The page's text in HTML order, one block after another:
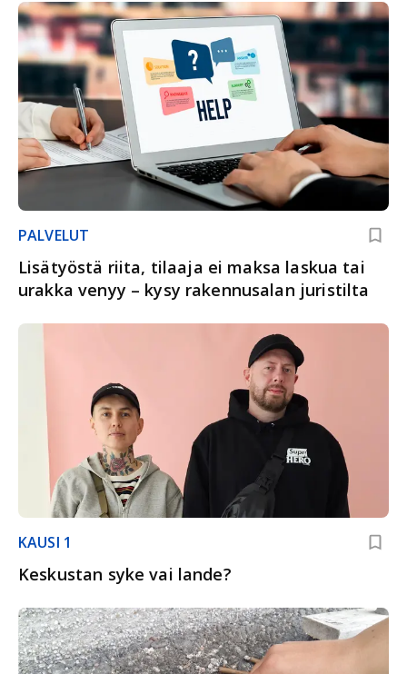
PALVELUT
Lisätyöstä riita, tilaaja ei maksa laskua tai
urakka venyy – kysy rakennusalan juristilta
KAUSI 1
Keskustan syke vai lande?